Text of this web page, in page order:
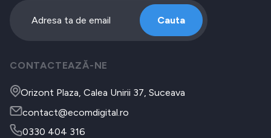
Cauta
CONTACTEAZĂ-NE
Orizont Plaza, Calea Unirii 37, Suceava
contact@ecomdigital.ro
0330 404 316